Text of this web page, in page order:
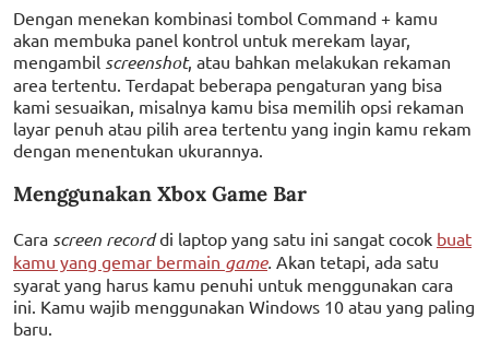
Dengan menekan kombinasi tombol Command + kamu
akan membuka panel kontrol untuk merekam layar,
mengambil screenshot, atau bahkan melakukan rekaman
area tertentu. Terdapat beberapa pengaturan yang bisa
kami sesuaikan, misalnya kamu bisa memilih opsi rekaman
layar penuh atau pilih area tertentu yang ingin kamu rekam
dengan menentukan ukurannya.
Menggunakan Xbox Game Bar
Cara screen recorddi laptop yang satu ini sangat cocok buat
kamu yang gemar bermain game. Akan tetapi, ada satu
syarat yang harus kamu penuhi untuk menggunakan cara
ini. Kamu wajib menggunakan Windows 10 atau yang paling
baru.